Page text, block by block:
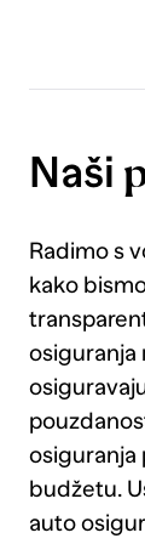
Naši
Radimo s
kako
osiguranja
osiguranja
budžetu.
auto